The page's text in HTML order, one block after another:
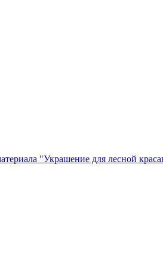
"Украшение для лесной